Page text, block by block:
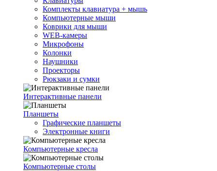
Комплекты клавиатура + мышь
Компьютерные мыши
Коврики для мыши
WEB-камеры
Микрофоны
Колонки
Наушники
Проекторы
Рюкзаки и сумки
Интерактивные панели
Планшеты
Графические планшеты
Электронные книги
Компьютерные кресла
Компьютерные столы